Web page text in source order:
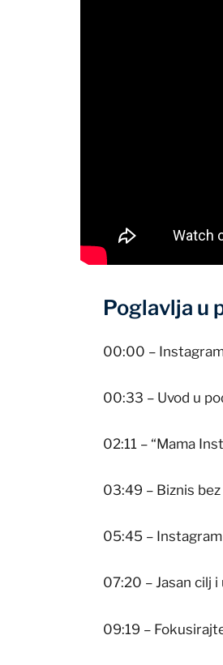
Poglavlja u
00:00 –
00:33 – Uvod u
02:11 – “Mama
03:49 – Biznis
05:45 –
07:20 – Jasan cilj
09:19 –